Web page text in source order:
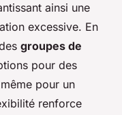
ainsi une
excessive. En
groupes de
pour des
pour un
renforce